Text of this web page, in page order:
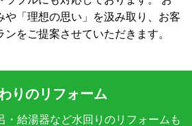
や「理想の思い」を汲み取り、お客
をご提案させていただきます。
りのリフォーム
・給湯器など水回りのリフォームも